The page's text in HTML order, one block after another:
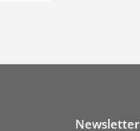
Newsletter